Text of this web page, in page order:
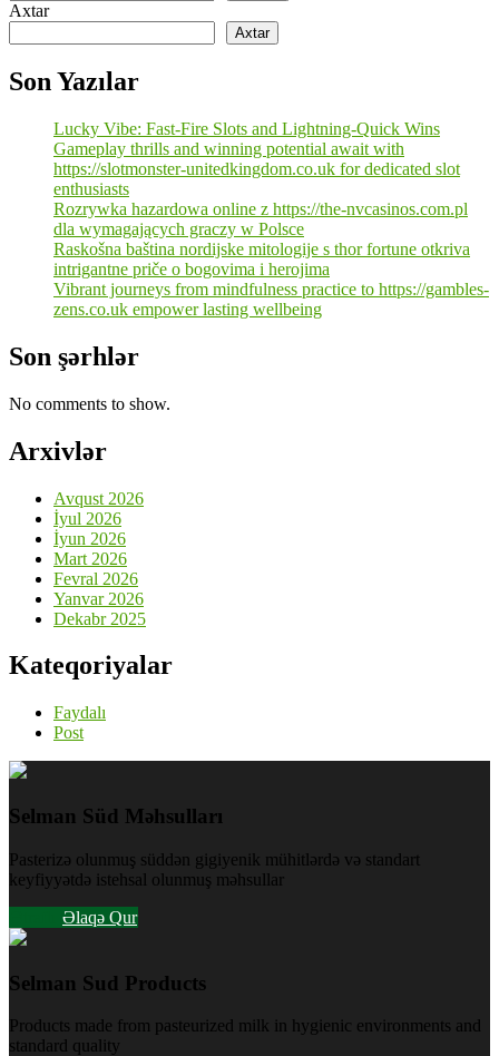
Axtar
Axtar
Son Yazılar
Lucky Vibe: Fast‑Fire Slots and Lightning‑Quick Wins
Gameplay thrills and winning potential await with
https://slotmonster-unitedkingdom.co.uk for dedicated slot
enthusiasts
Rozrywka hazardowa online z https://the-nvcasinos.com.pl
dla wymagających graczy w Polsce
Raskošna baština nordijske mitologije s thor fortune otkriva
intrigantne priče o bogovima i herojima
Vibrant journeys from mindfulness practice to https://gambles-
zens.co.uk empower lasting wellbeing
Son şərhlər
No comments to show.
Arxivlər
Avqust 2026
İyul 2026
İyun 2026
Mart 2026
Fevral 2026
Yanvar 2026
Dekabr 2025
Kateqoriyalar
Faydalı
Post
Selman Süd Məhsulları
Pasterizə olunmuş süddən gigiyenik mühitlərdə və standart
keyfiyyətdə istehsal olunmuş məhsullar
Əlaqə Qur
Selman Sud Products
Products made from pasteurized milk in hygienic environments and
standard quality